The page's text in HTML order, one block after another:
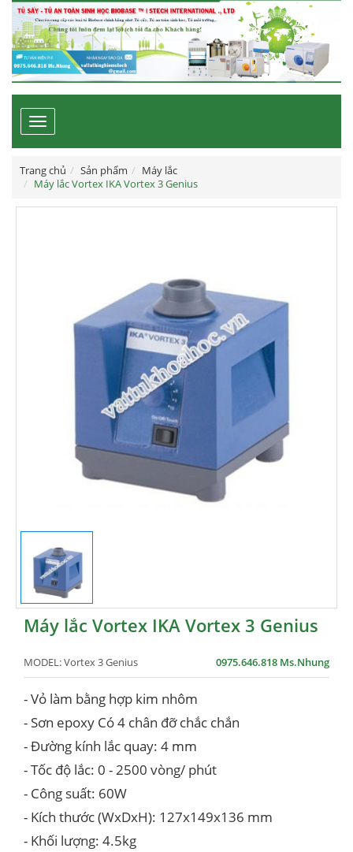
Toggle
navigation
Trang chủ Sản phẩm
Máy lắc
Máy lắc Vortex IKA Vortex 3 Genius
Máy lắc Vortex IKA Vortex 3 Genius
MODEL:Vortex 3 Genius 0975.646.818 Ms.Nhung
- Vỏ làm bằng hợp kim nhôm
- Sơn epoxy Có 4 chân đỡ chắc chắn
- Đường kính lắc quay: 4 mm
- Tốc độ lắc: 0 - 2500 vòng/ phút
- Công suất: 60W
- Kích thước (WxDxH): 127x149x136 mm
- Khối lượng: 4.5kg